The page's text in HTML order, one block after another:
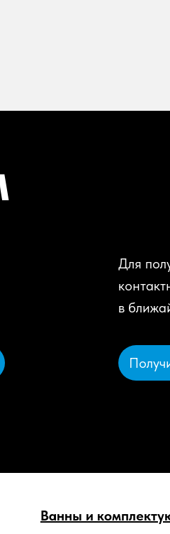
Для
в
Ванны и